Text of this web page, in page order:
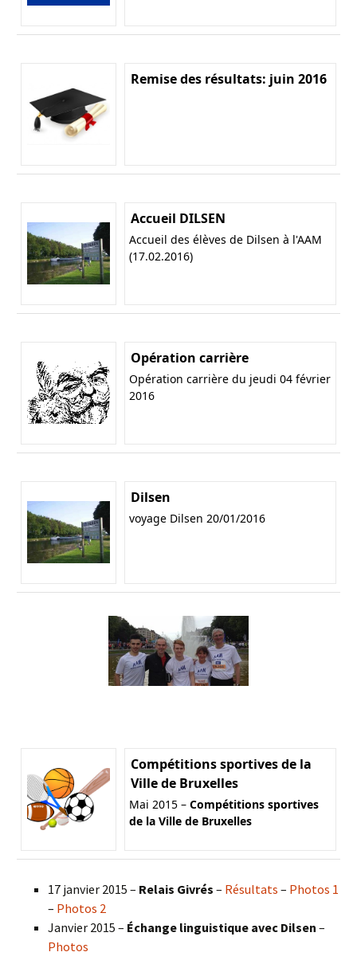
Remise des résultats: juin 2016
Accueil DILSEN
Accueil des élèves de Dilsen à l'AAM
(17.02.2016)
Opération carrière
Opération carrière du jeudi 04 février
2016
Dilsen
voyage Dilsen 20/01/2016
Compétitions sportives de la
Ville de Bruxelles
Mai 2015 – Compétitions sportives
de la Ville de Bruxelles
17 janvier 2015 – Relais Givrés – Résultats – Photos 1
– Photos 2
Janvier 2015 – Échange linguistique avec Dilsen –
Photos